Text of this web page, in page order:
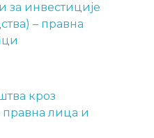
за инвестиције
– правна
кроз
правна лица и